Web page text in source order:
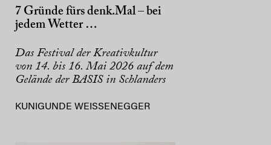
7 Gründe fürs denk.Mal – bei
jedem Wetter …
Das Festival der Kreativkultur
von 14. bis 16. Mai 2026 auf dem
Gelände der BASIS in Schlanders
KUNIGUNDE WEISSENEGGER